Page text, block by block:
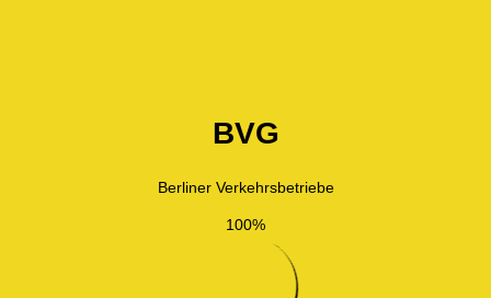
BVG
Berliner Verkehrsbetriebe
100%